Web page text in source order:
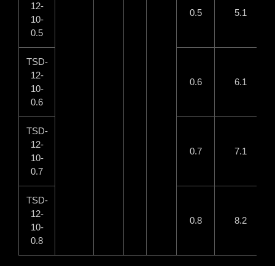
12-
10-
0.5
0.5 5.1
TSD-
12-
10-
0.6
0.6 6.1
TSD-
12-
10-
0.7
0.7 7.1
TSD-
12-
10-
0.8
0.8 8.2